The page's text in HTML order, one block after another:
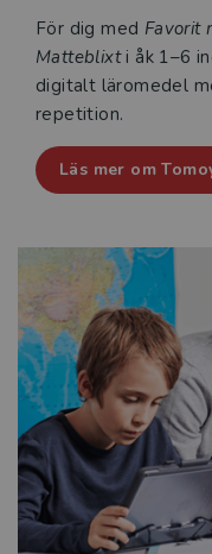
För dig med Favorit
Matteblixti åk 1–6
digitalt läromedel
repetition.
Läs mer om